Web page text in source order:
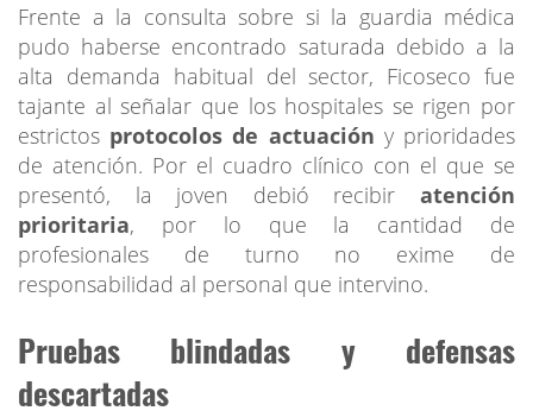
Frente a la consulta sobre si la guardia médica
pudo haberse encontrado saturada debido a la
alta demanda habitual del sector, Ficoseco fue
tajante al señalar que los hospitales se rigen por
estrictos protocolos de actuación y prioridades
de atención. Por el cuadro clínico con el que se
presentó, la joven debió recibir atención
prioritaria, por lo que la cantidad de
profesionales de turno no exime de
responsabilidad al personal que intervino.
Pruebas blindadas y defensas
descartadas